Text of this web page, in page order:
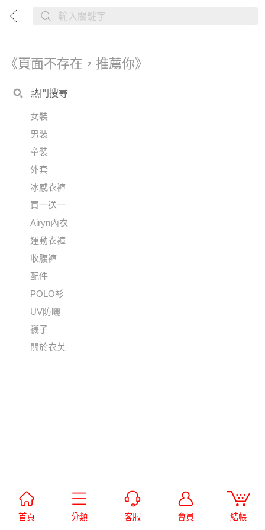
首頁 分類 客服 會員 結帳
《頁面不存在，推薦你》
熱門搜尋
女裝
男裝
童裝
外套
冰感衣褲
買一送一
Airyn內衣
運動衣褲
收腹褲
配件
POLO衫
UV防曬
襪子
關於衣芙